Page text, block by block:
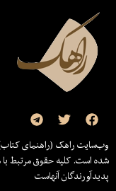
وب‌سایت راهک (راهنمای کتاب)
شده است. کلیه حقوق مرتبط
پدیدآورندگان آنهاست